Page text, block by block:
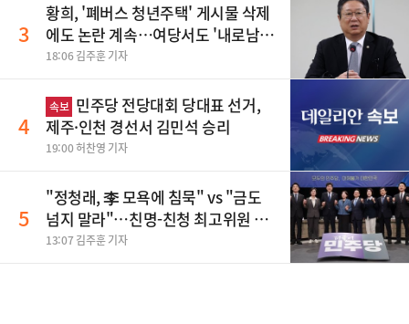
3
황희, '폐버스 청년주택' 게시물 삭제
에도 논란 계속…여당서도 '내로남
불' 비판
18:06 김주훈 기자
4
속보 민주당 전당대회 당대표 선거,
제주·인천 경선서 김민석 승리
19:00 허찬영 기자
5
"정청래, 李 모욕에 침묵" vs "금도
넘지 말라"…친명-친청 최고위원 후
보, 제주서 격돌
13:07 김주훈 기자